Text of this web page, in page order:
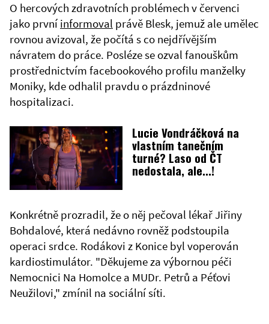
O hercových zdravotních problémech v červenci
jako první informoval právě Blesk, jemuž ale umělec
rovnou avizoval, že počítá s co nejdřívějším
návratem do práce. Posléze se ozval fanouškům
prostřednictvím facebookového profilu manželky
Moniky, kde odhalil pravdu o prázdninové
hospitalizaci.
Lucie Vondráčková na
vlastním tanečním
turné? Laso od ČT
nedostala, ale...!
Konkrétně prozradil, že o něj pečoval lékař Jiřiny
Bohdalové, která nedávno rovněž podstoupila
operaci srdce. Rodákovi z Konice byl voperován
kardiostimulátor. "Děkujeme za výbornou péči
Nemocnici Na Homolce a MUDr. Petrů a Péťovi
Neužilovi," zmínil na sociální síti.